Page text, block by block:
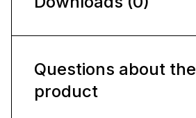
Questions about the
product